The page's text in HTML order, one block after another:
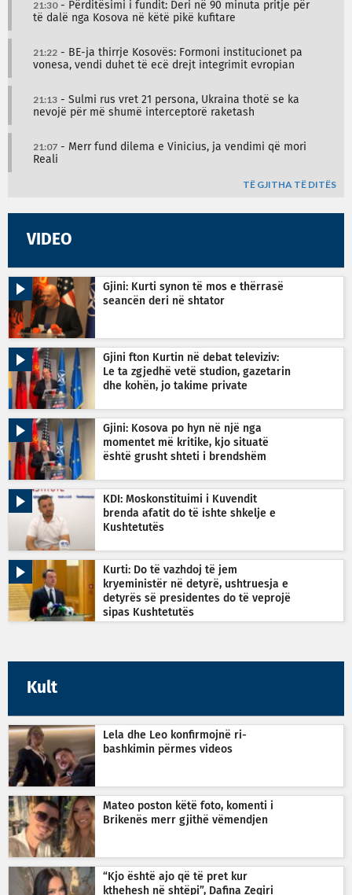
21:30- Përditësimi i fundit: Deri në 90 minuta pritje për
të dalë nga Kosova në këtë pikë kufitare
21:22 - BE-ja thirrje Kosovës: Formoni institucionet pa
vonesa, vendi duhet të ecë drejt integrimit evropian
21:13 - Sulmi rus vret 21 persona, Ukraina thotë se ka
nevojë për më shumë interceptorë raketash
21:07 - Merr fund dilema e Vinicius, ja vendimi që mori
Reali
TË GJITHA TË DITËS
VIDEO
Gjini: Kurti synon të mos e thërrasë
seancën deri në shtator
Gjini fton Kurtin në debat televiziv:
Le ta zgjedhë vetë studion, gazetarin
dhe kohën, jo takime private
Gjini: Kosova po hyn në një nga
momentet më kritike, kjo situatë
është grusht shteti i brendshëm
KDI: Moskonstituimi i Kuvendit
brenda afatit do të ishte shkelje e
Kushtetutës
Kurti: Do të vazhdoj të jem
kryeministër në detyrë, ushtruesja e
detyrës së presidentes do të veprojë
sipas Kushtetutës
Kult
Lela dhe Leo konfirmojnë ri-
bashkimin përmes videos
Mateo poston këtë foto, komenti i
Brikenës merr gjithë vëmendjen
“Kjo është ajo që të pret kur
kthehesh në shtëpi”, Dafina Zeqiri